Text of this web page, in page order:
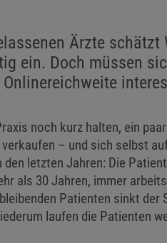
Ärzte schätzt
ein. Doch müssen
noch kurz halten, ein
– und sich selbst
letzten Jahren: Die
als 30 Jahren, immer
Patienten sinkt der
laufen die Patienten